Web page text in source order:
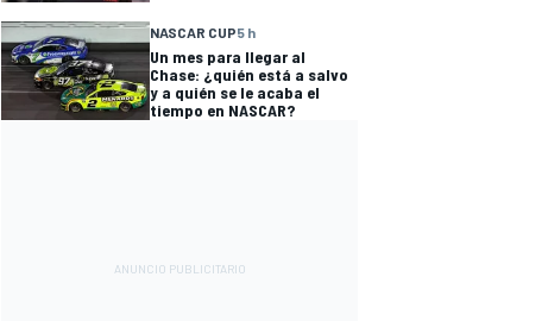
NASCAR CUP5 h
Un mes para llegar al
Chase: ¿quién está a salvo
y a quién se le acaba el
tiempo en NASCAR?